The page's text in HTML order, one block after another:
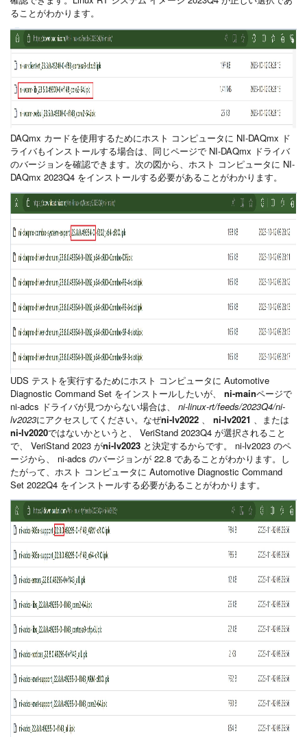
ることがわかります。
DAQmx カードを使用するためにホスト コンピュータに NI-DAQmx ド
ライバもインストールする場合は、同じページで NI-DAQmx ドライバ
のバージョンを確認できます。次の図から、ホスト コンピュータに NI-
DAQmx 2023Q4 をインストールする必要があることがわかります。
UDS テストを実行するためにホスト コンピュータに Automotive
Diagnostic Command Set をインストールしたいが、 ni-mainページで
ni-adcs ドライバが見つからない場合は、 ni-linux-rt/feeds/2023Q4/ni-
lv2023にアクセスしてください。なぜni-lv2022 、 ni-lv2021 、または
ni-lv2020ではないかというと、 VeriStand 2023Q4 が選択されること
で、 VeriStand 2023 がni-lv2023 と決定するからです。 ni-lv2023 のペ
ージから、 ni-adcs のバージョンが 22.8 であることがわかります。し
たがって、ホスト コンピュータに Automotive Diagnostic Command
Set 2022Q4 をインストールする必要があることがわかります。